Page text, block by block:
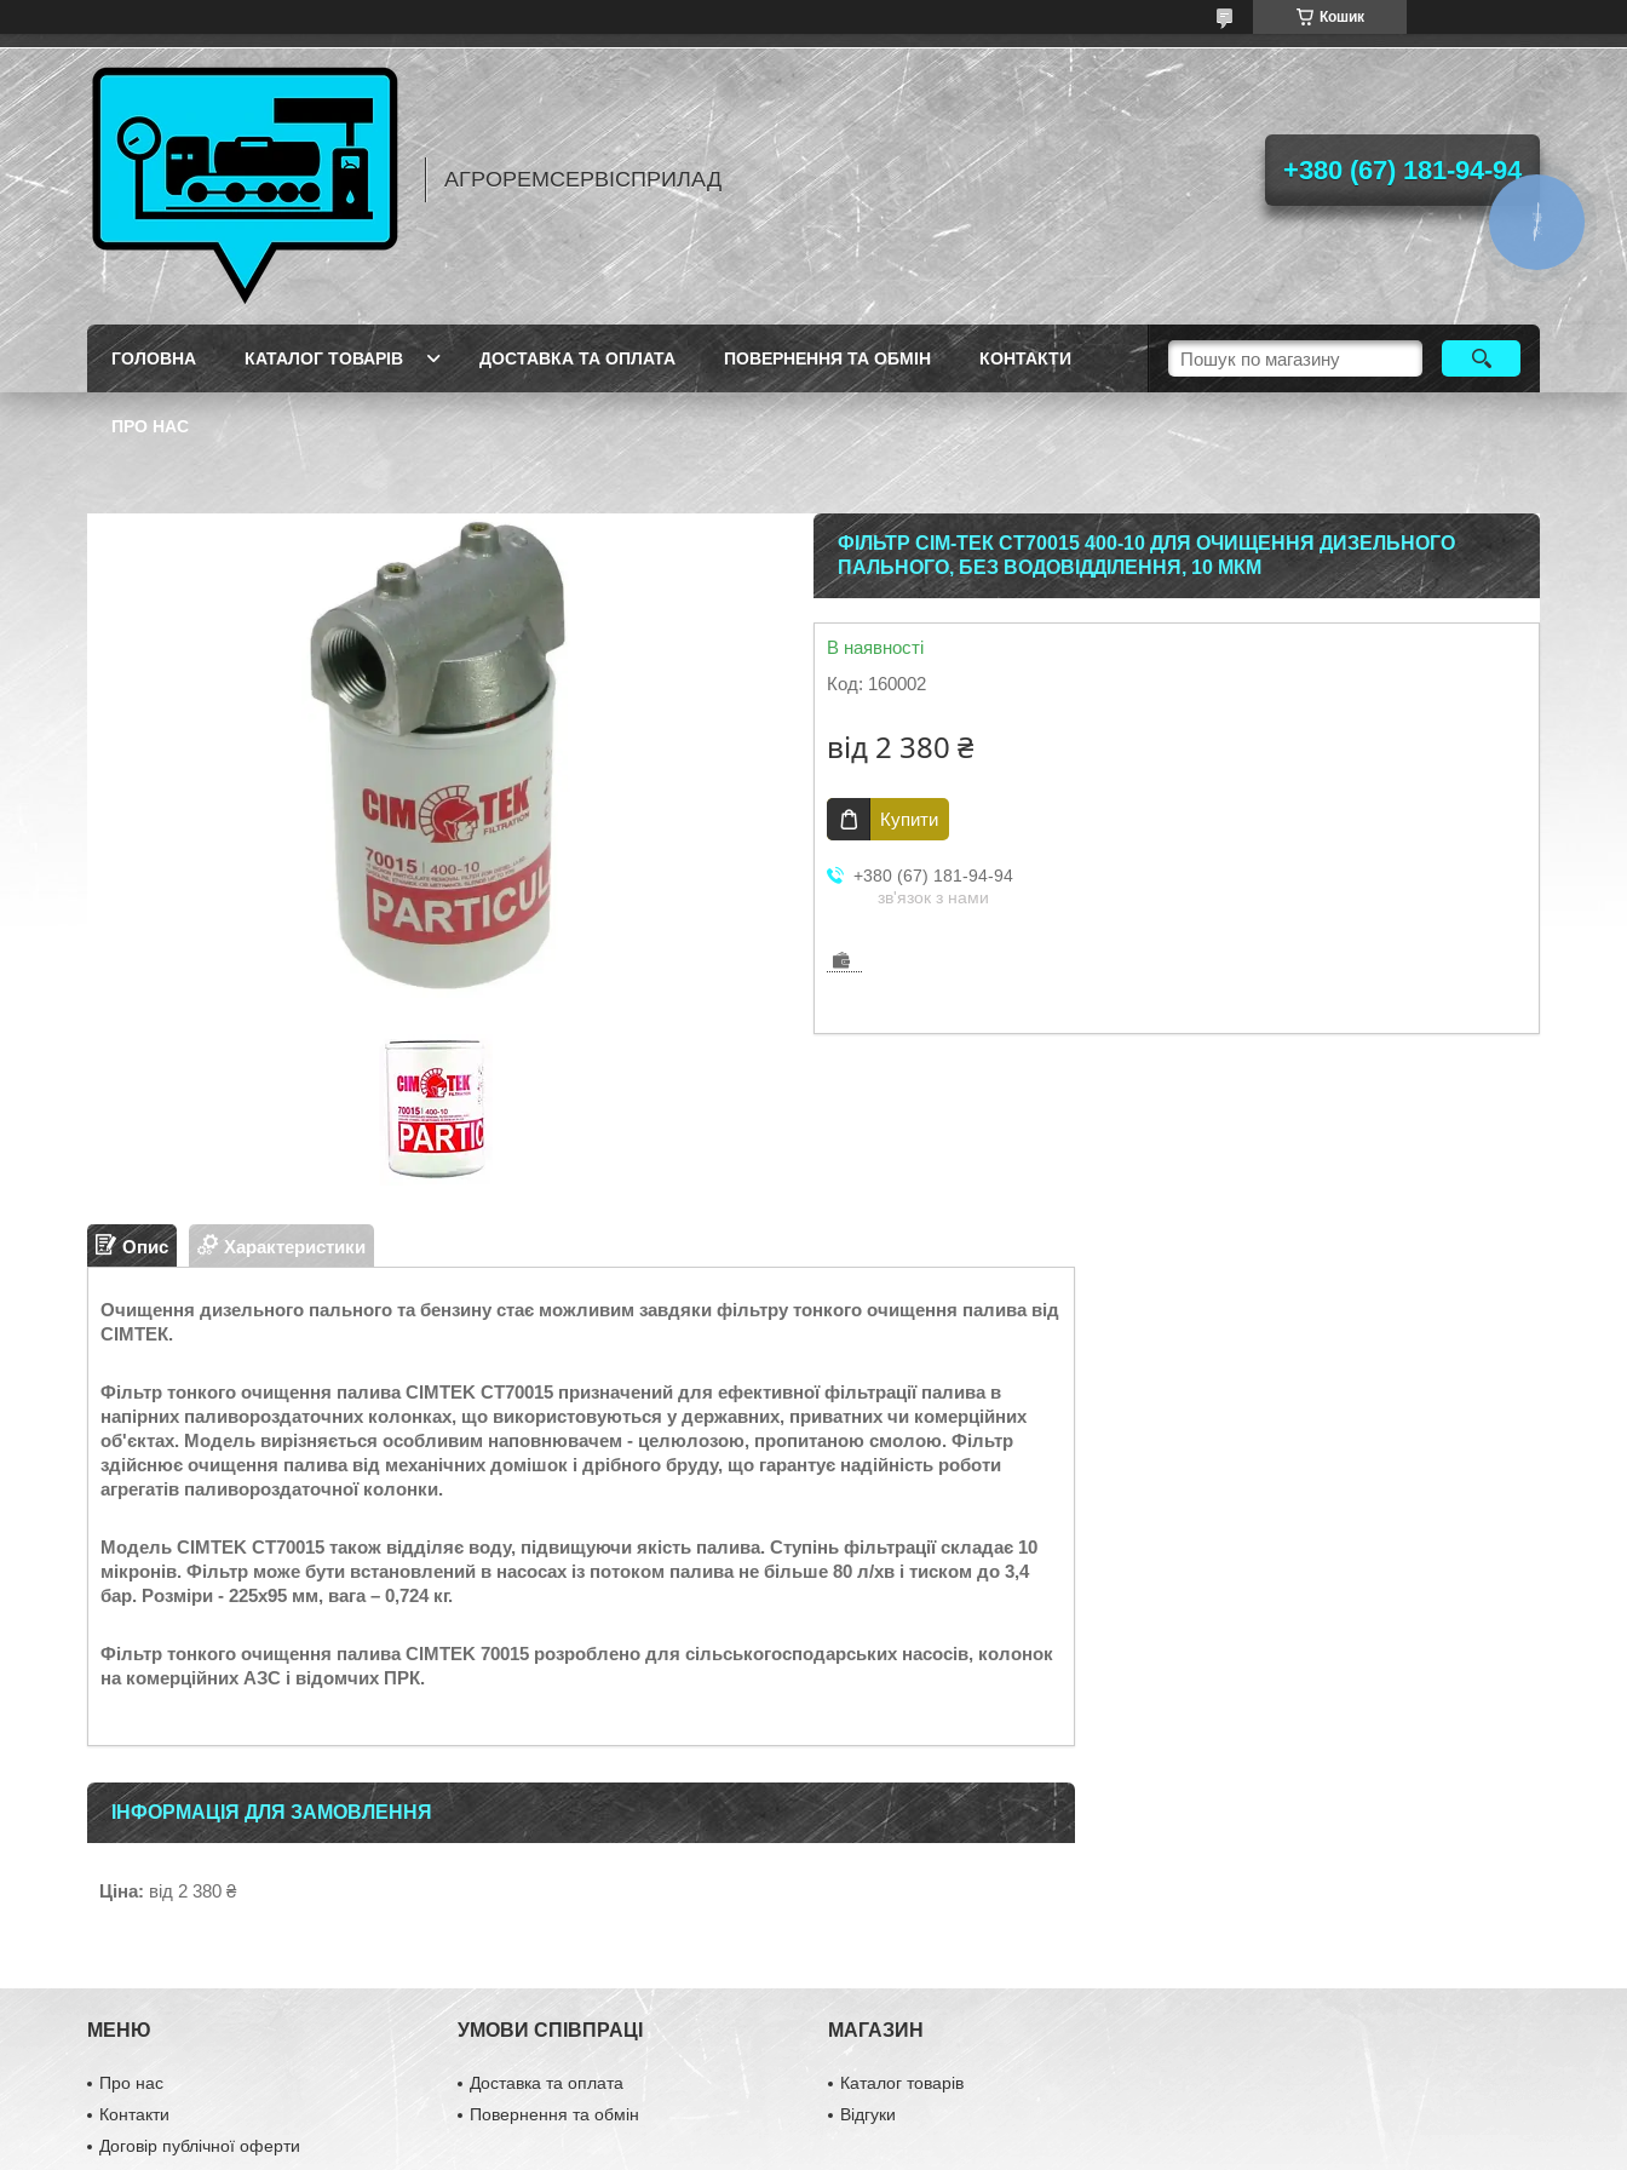
Кошик
АГРОРЕМСЕРВІСПРИЛАД +380 (67) 181-94-94
ГОЛОВНА КАТАЛОГ ТОВАРІВ ДОСТАВКА ТА ОПЛАТА ПОВЕРНЕННЯ ТА ОБМІН КОНТАКТИ
ПРО НАС
ФІЛЬТР СІМ-ТЕК CT70015 400-10 ДЛЯ ОЧИЩЕННЯ ДИЗЕЛЬНОГО
ПАЛЬНОГО, БЕЗ ВОДОВІДДІЛЕННЯ, 10 МКМ
В наявності
Код: 160002
від 2 380 ₴
Купити
+380 (67) 181-94-94
зв'язок з нами
Опис Характеристики
Очищення дизельного пального та бензину стає можливим завдяки фільтру тонкого очищення палива від
СІМТЕК.
Фільтр тонкого очищення палива CIMTEK CT70015 призначений для ефективної фільтрації палива в
напірних паливороздаточних колонках, що використовуються у державних, приватних чи комерційних
об'єктах. Модель вирізняється особливим наповнювачем - целюлозою, пропитаною смолою. Фільтр
здійснює очищення палива від механічних домішок і дрібного бруду, що гарантує надійність роботи
агрегатів паливороздаточної колонки.
Модель CIMTEK CT70015 також відділяє воду, підвищуючи якість палива. Ступінь фільтрації складає 10
мікронів. Фільтр може бути встановлений в насосах із потоком палива не більше 80 л/хв і тиском до 3,4
бар. Розміри - 225х95 мм, вага – 0,724 кг.
Фільтр тонкого очищення палива CIMTEK 70015 розроблено для сільськогосподарських насосів, колонок
на комерційних АЗС і відомчих ПРК.
ІНФОРМАЦІЯ ДЛЯ ЗАМОВЛЕННЯ
Ціна: від 2 380 ₴
МЕНЮ
Про нас
Контакти
Договір публічної оферти
УМОВИ СПІВПРАЦІ
Доставка та оплата
Повернення та обмін
МАГАЗИН
Каталог товарів
Відгуки
КНОПКА
ЗВ'ЯЗКУ